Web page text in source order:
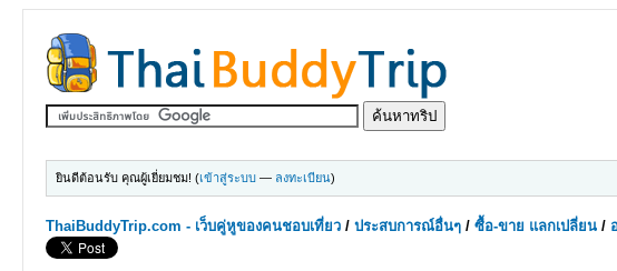
ยินดีต้อนรับ คุณผู้เยี่ยมชม! (เข้าสู่ระบบ — ลงทะเบียน)
ThaiBuddyTrip.com - เว็บคู่หูของคนชอบเที่ยว /ประสบการณ์อื่นๆ /ซื้อ-ขาย แลกเปลี่ยน /